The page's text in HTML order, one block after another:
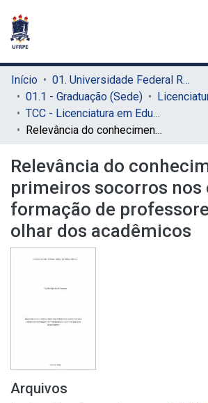
Início
01. Universidade Federal Rural de Pernambuco - UFRPE (Sede)
01.1 - Graduação (Sede)
TCC - Licenciatura em Educação Física (Sede)
Relevância do conhecimento de primeiros socorros nos cursos de formação de professores: sob o olhar dos acadêmicos
Relevância do
primeiros socorros nos
formação de
olhar dos acadêmicos
Arquivos